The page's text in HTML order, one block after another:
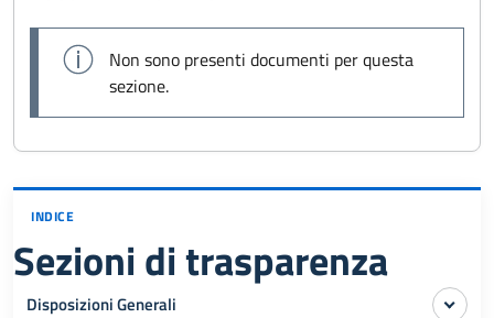
Non sono presenti documenti per questa
sezione.
INDICE
Sezioni di trasparenza
Disposizioni Generali